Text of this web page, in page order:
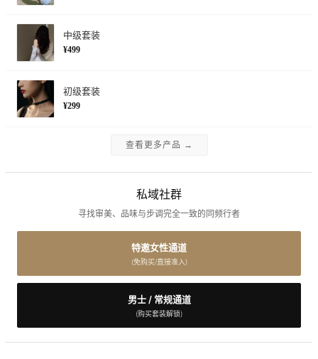
中级套装
¥499
初级套装
¥299
查看更多产品 →
私域社群
寻找审美、品味与步调完全一致的同频行者
特邀女性通道
(免购买/直接准入)
男士 / 常规通道
(购买套装解锁)